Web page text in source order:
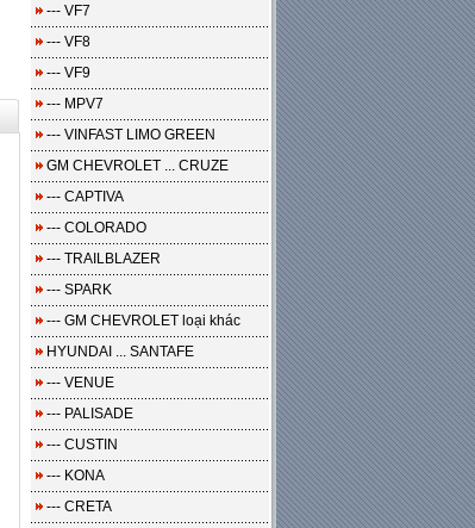
--- VF7
--- VF8
--- VF9
--- MPV7
--- VINFAST LIMO GREEN
GM CHEVROLET ... CRUZE
--- CAPTIVA
--- COLORADO
--- TRAILBLAZER
--- SPARK
--- GM CHEVROLET loại khác
HYUNDAI ... SANTAFE
--- VENUE
--- PALISADE
--- CUSTIN
--- KONA
--- CRETA